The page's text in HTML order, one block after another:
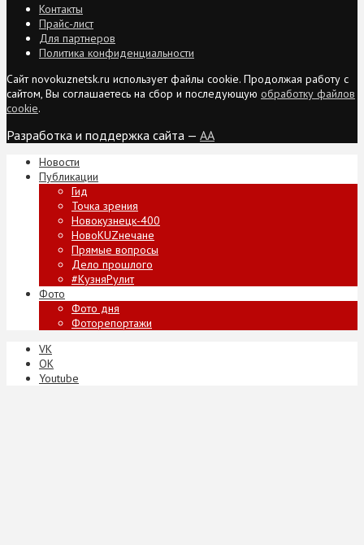
Контакты
Прайс-лист
Для партнеров
Политика конфиденциальности
Сайт novokuznetsk.ru использует файлы cookie. Продолжая работу с
сайтом, Вы соглашаетесь на сбор и последующую обработку файлов
cookie.
Разработка и поддержка сайта — AA
Новости
Публикации
Гид
Точка зрения
Новокузнецк-400
НовоKUZнечане
Прямые вопросы
Дело прошлого
#КузняРулит
Фото
Фото дня
Фоторепортажи
VK
ОК
Youtube